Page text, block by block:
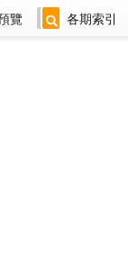
覽 各期索引